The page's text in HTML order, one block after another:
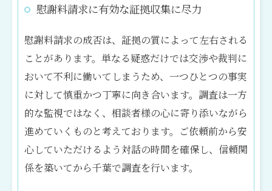
慰謝料請求に有効な証拠収集に尽力
慰謝料請求の成否は、証拠の質によって左右される
ことがあります。単なる疑惑だけでは交渉や裁判に
おいて不利に働いてしまうため、一つひとつの事実
に対して慎重かつ丁寧に向き合います。調査は一方
的な監視ではなく、相談者様の心に寄り添いながら
進めていくものと考えております。ご依頼前から安
心していただけるよう対話の時間を確保し、信頼関
係を築いてから千葉で調査を行います。
お気軽にお問い合わせください